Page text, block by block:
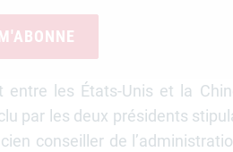
les États-Unis et la
par les deux présidents
conseiller de